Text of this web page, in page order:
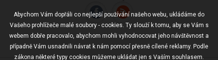
Abychom Vám dopřáli co nejlepší používání našeho webu, ukládáme do
Vašeho prohlížeče malé soubory - cookies. Ty slouží k tomu, aby se Vám s
webem dobře pracovalo, abychom mohli vyhodnocovat jeho návštěvnost a
případně Vám usnadnili návrat k nám pomocí přesně cílené reklamy. Podle
zákona některé typy cookies můžeme ukládat jen s Vaším souhlasem.